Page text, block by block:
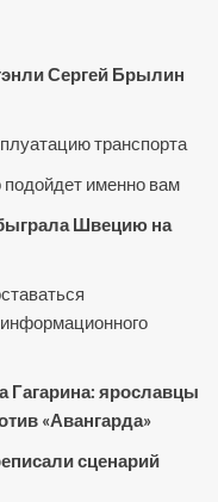
Сергей Брылин
транспорта
именно вам
Швецию на
Гагарина: ярославцы
«Авангарда»
сценарий